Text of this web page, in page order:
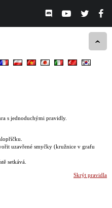
s jednoduchými pravidly.
uzavřené smyčky (kružnice v grafu
setkává.
Skrýt pravidla